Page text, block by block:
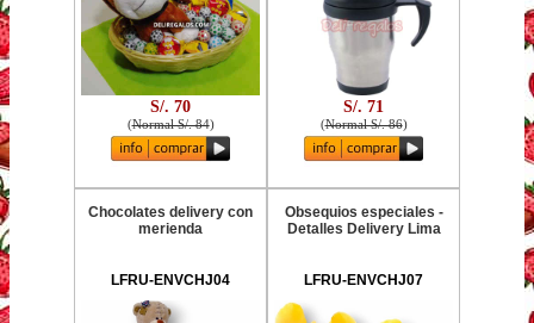
S/. 70
(Normal S/. 84)
S/. 71
(Normal S/. 86)
Chocolates delivery con
merienda
LFRU-ENVCHJ04
Obsequios especiales -
Detalles Delivery Lima
LFRU-ENVCHJ07